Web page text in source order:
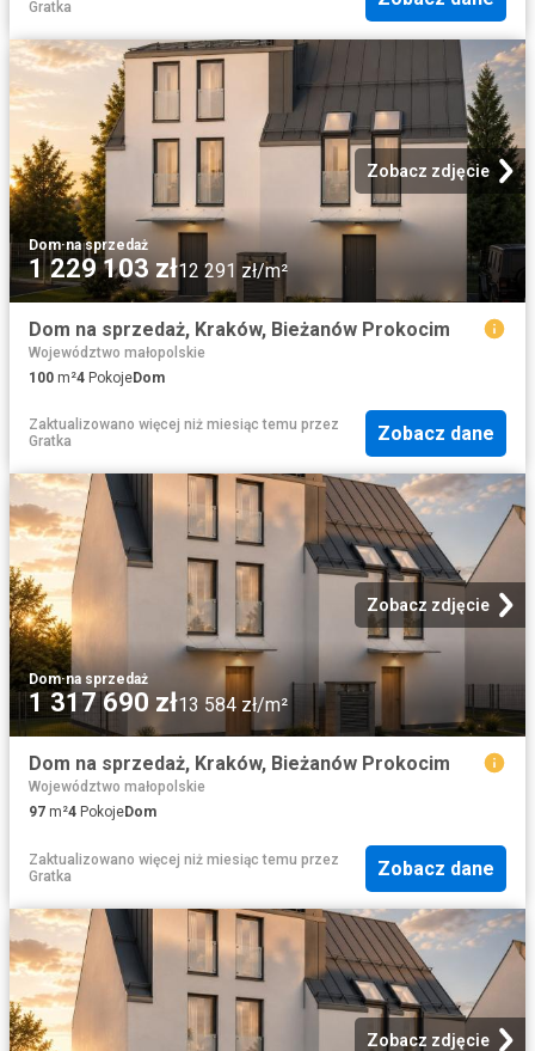
Gratka
Zobacz zdjęcie
Dom·na sprzedaż
1 229 103 zł12 291 zł/m²
Dom na sprzedaż, Kraków, Bieżanów Prokocim
Województwo małopolskie
100 m²4 PokojeDom
Zaktualizowano więcej niż miesiąc temu przez
Gratka
Zobacz dane
Zobacz zdjęcie
Dom·na sprzedaż
1 317 690 zł13 584 zł/m²
Dom na sprzedaż, Kraków, Bieżanów Prokocim
Województwo małopolskie
97 m²4 PokojeDom
Zaktualizowano więcej niż miesiąc temu przez
Gratka
Zobacz dane
Zobacz zdjęcie